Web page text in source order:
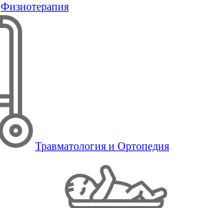
Физиотерапия
Травматология и Ортопедия